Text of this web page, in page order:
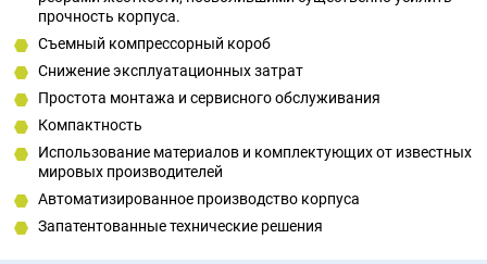
прочность корпуса.
Съемный компрессорный короб
Снижение эксплуатационных затрат
Простота монтажа и сервисного обслуживания
Компактность
Использование материалов и комплектующих от известных
мировых производителей
Автоматизированное производство корпуса
Запатентованные технические решения